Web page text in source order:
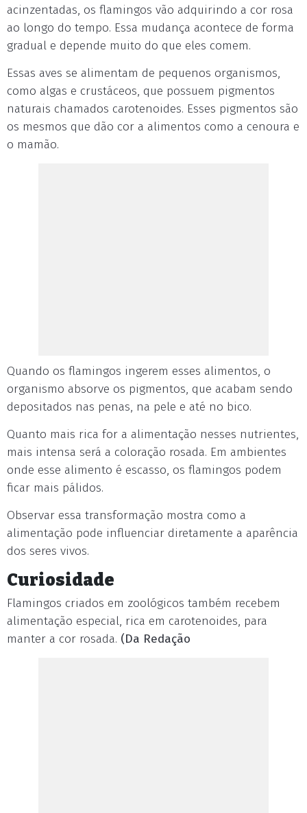
acinzentadas, os flamingos vão adquirindo a cor rosa
ao longo do tempo. Essa mudança acontece de forma
gradual e depende muito do que eles comem.
Essas aves se alimentam de pequenos organismos,
como algas e crustáceos, que possuem pigmentos
naturais chamados carotenoides. Esses pigmentos são
os mesmos que dão cor a alimentos como a cenoura e
o mamão.
Quando os flamingos ingerem esses alimentos, o
organismo absorve os pigmentos, que acabam sendo
depositados nas penas, na pele e até no bico.
Quanto mais rica for a alimentação nesses nutrientes,
mais intensa será a coloração rosada. Em ambientes
onde esse alimento é escasso, os flamingos podem
ficar mais pálidos.
Observar essa transformação mostra como a
alimentação pode influenciar diretamente a aparência
dos seres vivos.
Curiosidade
Flamingos criados em zoológicos também recebem
alimentação especial, rica em carotenoides, para
manter a cor rosada. (Da Redação